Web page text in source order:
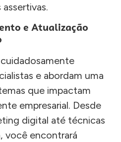
e Atualização
e abordam uma
que impactam
empresarial. Desde
digital até técnicas
você encontrará